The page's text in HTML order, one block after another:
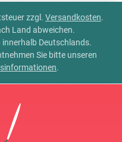
zzgl. Versandkosten.
Land abweichen.
Deutschlands.
Sie bitte unseren
.